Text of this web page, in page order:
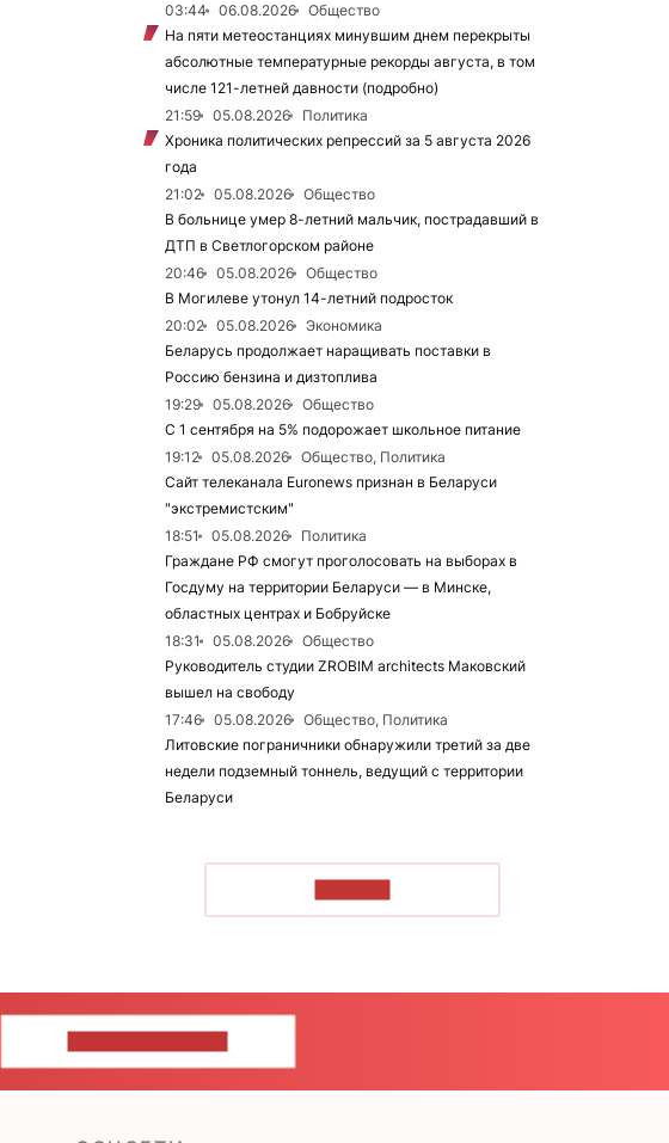
03:44
06.08.2026
Общество
На пяти метеостанциях минувшим днем перекрыты
абсолютные температурные рекорды августа, в том
числе 121-летней давности (подробно)
21:59
05.08.2026
Политика
Хроника политических репрессий за 5 августа 2026
года
21:02
05.08.2026
Общество
В больнице умер 8-летний мальчик, пострадавший в
ДТП в Светлогорском районе
20:46
05.08.2026
Общество
В Могилеве утонул 14-летний подросток
20:02
05.08.2026
Экономика
Беларусь продолжает наращивать поставки в
Россию бензина и дизтоплива
19:29
05.08.2026
Общество
С 1 сентября на 5% подорожает школьное питание
19:12
05.08.2026
Общество, Политика
Сайт телеканала Euronews признан в Беларуси
"экстремистским"
18:51
05.08.2026
Политика
Граждане РФ смогут проголосовать на выборах в
Госдуму на территории Беларуси — в Минске,
областных центрах и Бобруйске
18:31
05.08.2026
Общество
Руководитель студии ZROBIM architects Маковский
вышел на свободу
17:46
05.08.2026
Общество, Политика
Литовские пограничники обнаружили третий за две
недели подземный тоннель, ведущий с территории
Беларуси